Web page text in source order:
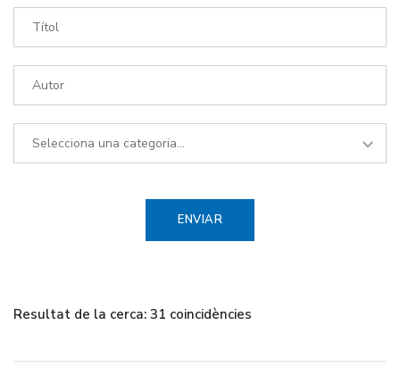
Resultat de la cerca: 31 coincidències